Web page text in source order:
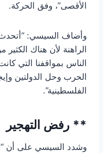
الأقصى”، وفق الحركة.
وأضاف السيسي:
الراهنة لأن هناك
الناس بمواقفنا التي
الحرب وحل الدولتين
الفلسطينية”.
** رفض التهجير
وشدد السيسي على أن